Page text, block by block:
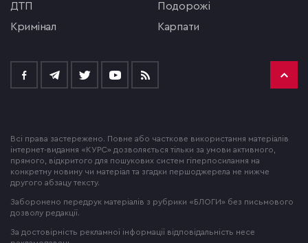
ДТП
кримінал
подорожі
Карпати
Всі права застережено. Повне або часткове використання матеріалів
інтернет-видання «КУРС» дозволяється тільки за умови активного,
прямого, відкритого для пошукових систем гіперпосилання на
конкретну новину чи матеріал та згадки першоджерела не нижче
другого абзацу тексту.
Заборонено передрук матеріалів з рубрики «БЛОГИ» без письмового
дозволу редакції.
За достовірність рекламної інформації відповідальність несе